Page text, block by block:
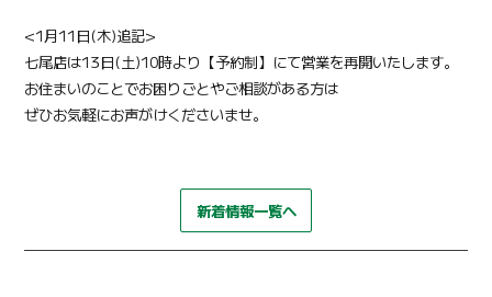
<1月11日(木)追記>
七尾店は13日(土)10時より【予約制】にて営業を再開いたします。
お住まいのことでお困りごとやご相談がある方は
ぜひお気軽にお声がけくださいませ。
新着情報一覧へ